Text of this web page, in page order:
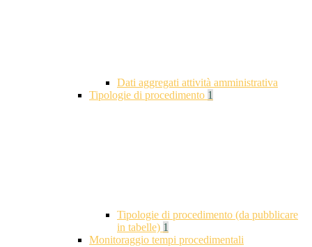
Dati aggregati attività amministrativa
Tipologie di procedimento 1
Tipologie di procedimento (da pubblicare
in tabelle) 1
Monitoraggio tempi procedimentali